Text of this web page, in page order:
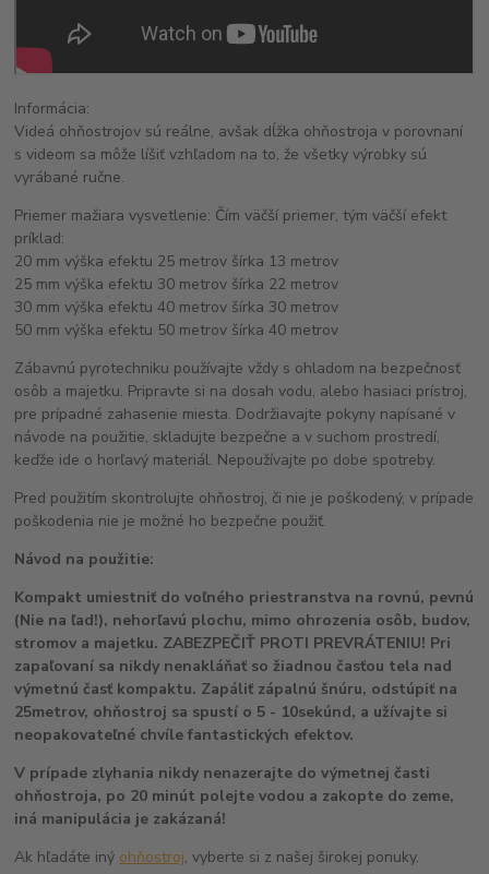
Informácia:
Videá ohňostrojov sú reálne, avšak dĺžka ohňostroja v porovnaní
s videom sa môže líšiť vzhľadom na to, že všetky výrobky sú
vyrábané ručne.
Priemer mažiara vysvetlenie: Čím väčší priemer, tým väčší efekt
príklad:
20 mm výška efektu 25 metrov šírka 13 metrov
25 mm výška efektu 30 metrov šírka 22 metrov
30 mm výška efektu 40 metrov šírka 30 metrov
50 mm výška efektu 50 metrov šírka 40 metrov
Zábavnú pyrotechniku používajte vždy s ohladom na bezpečnosť
osôb a majetku. Pripravte si na dosah vodu, alebo hasiaci prístroj,
pre prípadné zahasenie miesta. Dodržiavajte pokyny napísané v
návode na použitie, skladujte bezpečne a v suchom prostredí,
keďže ide o horľavý materiál. Nepoužívajte po dobe spotreby.
Pred použitím skontrolujte ohňostroj, či nie je poškodený, v prípade
poškodenia nie je možné ho bezpečne použiť.
Návod na použitie:
Kompakt umiestniť do voľného priestranstva na rovnú, pevnú
(Nie na ľad!), nehorľavú plochu, mimo ohrozenia osôb, budov,
stromov a majetku. ZABEZPEČIŤ PROTI PREVRÁTENIU! Pri
zapaľovaní sa nikdy nenakláňať so žiadnou časťou tela nad
výmetnú časť kompaktu. Zapáliť zápalnú šnúru, odstúpiť na
25metrov, ohňostroj sa spustí o 5 - 10sekúnd, a užívajte si
neopakovateľné chvíle fantastických efektov.
V prípade zlyhania nikdy nenazerajte do výmetnej časti
ohňostroja, po 20 minút polejte vodou a zakopte do zeme,
iná manipulácia je zakázaná!
Ak hľadáte iný ohňostroj, vyberte si z našej širokej ponuky.